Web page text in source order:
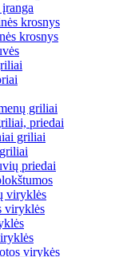
krosnys
krosnys
griliai
priedai
griliai
priedai
viryklės
viryklės
virykės